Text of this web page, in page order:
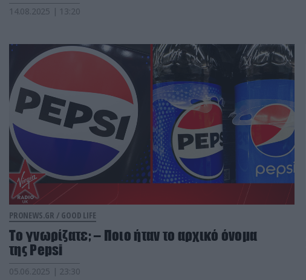
14.08.2025 | 13:20
PRONEWS.GR / GOOD LIFE
Το γνωρίζατε; – Ποιο ήταν το αρχικό όνομα
της Pepsi
05.06.2025 | 23:30